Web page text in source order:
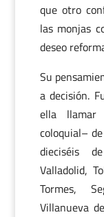
que otro
las monjas
deseo
Su
a decisión.
ella llamar
coloquial–
dieciséis
Valladolid,
Tormes,
Villanueva